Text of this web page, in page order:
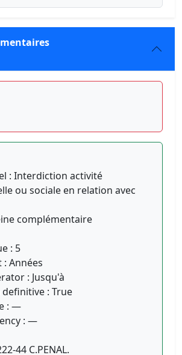
: Interdiction activité
ou sociale en relation avec
complémentaire
: 5
Années
: Jusqu'à
: True
: —
: —
44 C.PENAL.